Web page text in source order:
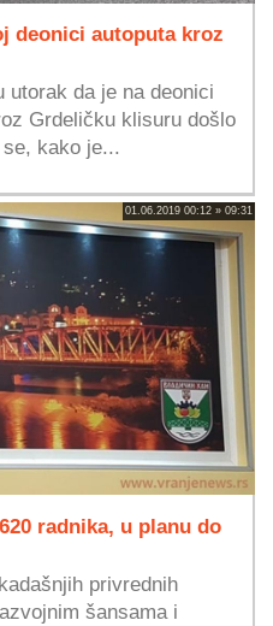
deonici autoputa kroz
utorak da je na deonici
Grdeličku klisuru došlo
kako je...
01.06.2019 00:12 » 09:31
radnika, u planu do
privrednih
šansama i